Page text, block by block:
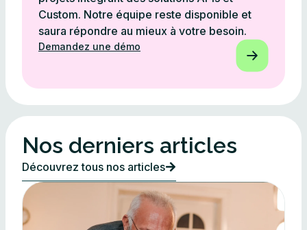
Custom. Notre équipe reste disponible et
saura répondre au mieux à votre besoin.
Demandez une démo
Nos derniers articles
Découvrez tous nos articles